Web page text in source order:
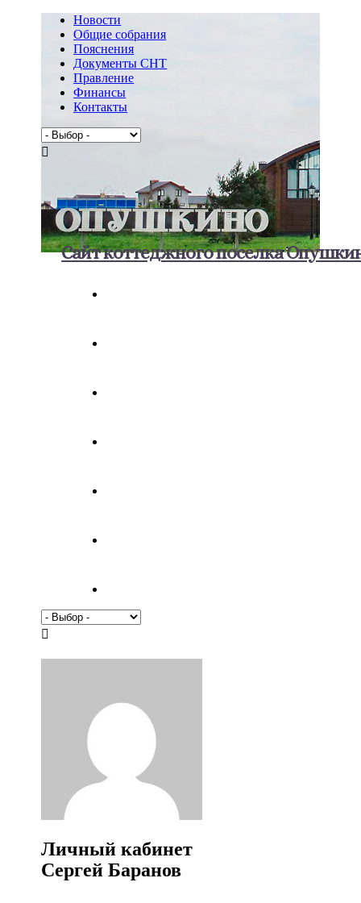
Новости
Общие собрания
Пояснения
Документы СНТ
Правление
Финансы
Контакты
Сайт коттеджного поселка
Личный кабинет
Сергей Баранов